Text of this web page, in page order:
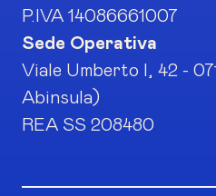
P.IVA 14086661007
Sede Operativa
Viale Umberto I, 42 -
Abinsula)
REA SS 208480